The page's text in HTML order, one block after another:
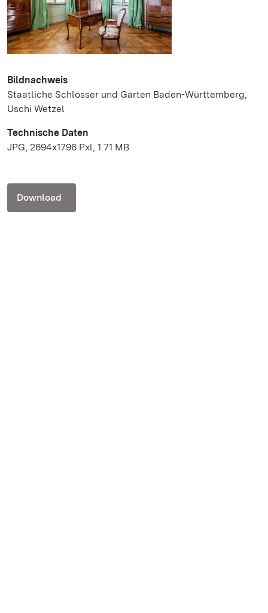
Bildnachweis
Staatliche Schlösser und Gärten Baden-Württemberg,
Uschi Wetzel
Technische Daten
JPG, 2694x1796 Pxl, 1.71 MB
Download